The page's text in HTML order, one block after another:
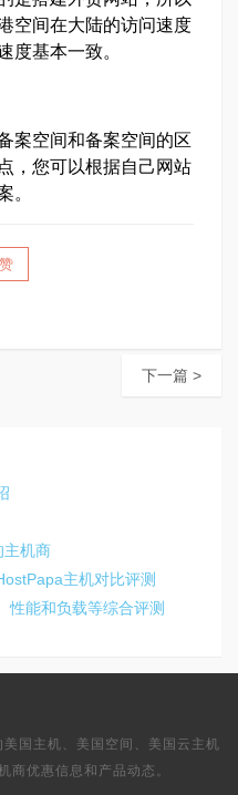
空间在大陆的访问速度
度基本一致。
案空间和备案空间的区
，您可以根据自己网站
。
下一篇 >
主机商
主机对比评测
性能和负载等综合评测
美国主机、美国空间、美国云主机
商优惠信息和产品动态。